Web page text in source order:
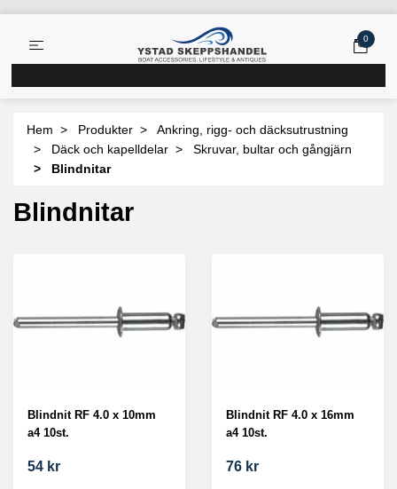
0
Hem Produkter
Ankring, rigg- och däcksutrustning
Däck och kapelldelar
Skruvar, bultar och gångjärn
Blindnitar
Blindnitar
Blindnit RF 4.0 x 10mm
a4 10st.
54 kr
Blindnit RF 4.0 x 16mm
a4 10st.
76 kr